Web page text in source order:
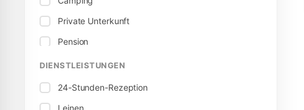
Private Unterkunft
Pension
Gästehaus
DIENSTLEISTUNGEN
24-Stunden-Rezeption
Leinen